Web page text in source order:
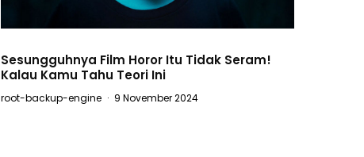
Sesungguhnya Film Horor Itu Tidak Seram!
Kalau Kamu Tahu Teori Ini
root-backup-engine · 9 November 2024